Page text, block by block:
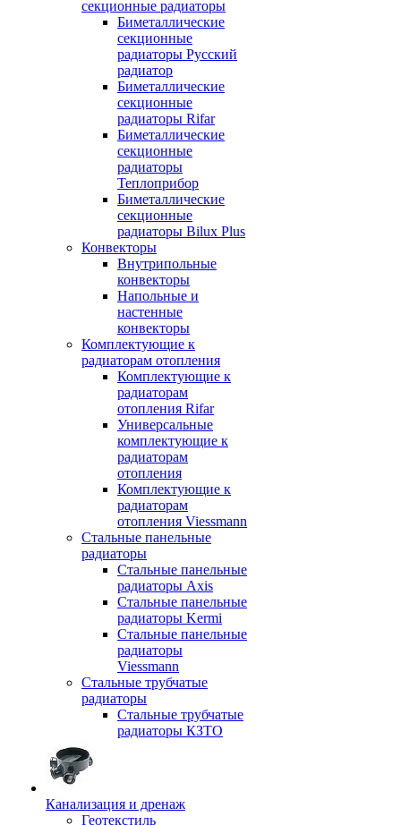
секционные радиаторы
Биметаллические
секционные
радиаторы Русский
радиатор
Биметаллические
секционные
радиаторы Rifar
Биметаллические
секционные
радиаторы
Теплоприбор
Биметаллические
секционные
радиаторы Bilux Plus
Конвекторы
Внутрипольные
конвекторы
Напольные и
настенные
конвекторы
Комплектующие к
радиаторам отопления
Комплектующие к
радиаторам
отопления Rifar
Универсальные
комплектующие к
радиаторам
отопления
Комплектующие к
радиаторам
отопления Viessmann
Стальные панельные
радиаторы
Стальные панельные
радиаторы Axis
Стальные панельные
радиаторы Kermi
Стальные панельные
радиаторы
Viessmann
Стальные трубчатые
радиаторы
Стальные трубчатые
радиаторы КЗТО
Канализация и дренаж
Геотекстиль